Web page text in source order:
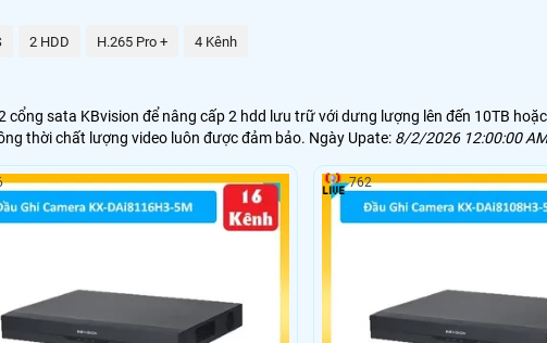
2 HDD H.265 Pro + 4 Kênh
cổng sata KBvision để nâng cấp 2 hdd lưu trữ với dưng lượng lên đến 10TB
thời chất lượng video luôn được đảm bảo. Ngày Upate: 8/2/2026 12:00:00 AM
762